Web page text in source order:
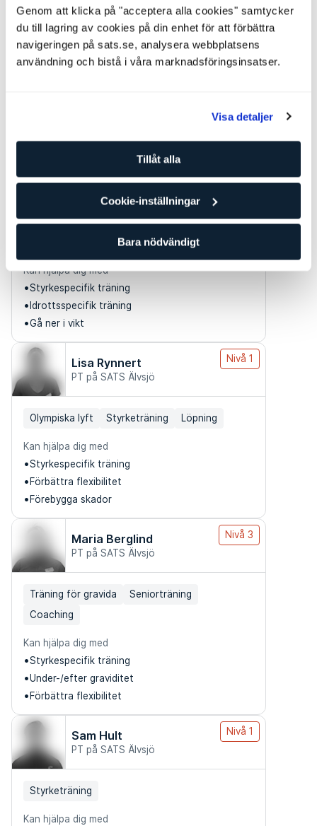
Genom att klicka på "acceptera alla cookies" samtycker
du till lagring av cookies på din enhet för att förbättra
navigeringen på sats.se, analysera webbplatsens
användning och bistå i våra marknadsföringsinsatser.
Visa detaljer
Tillåt alla
Cookie-inställningar
Bara nödvändigt
PT på SATS Älvsjö
Coaching Gymnastik Seniorträning
Oscar Rosén
PT på SATS Älvsjö
Styrketräning
Coaching
Kan hjälpa dig med
Styrkespecifik träning
Idrottsspecifik träning
Gå ner i vikt
Lisa Rynnert
PT på SATS Älvsjö
Nivå 1
Olympiska lyft Styrketräning Löpning
Kan hjälpa dig med
Styrkespecifik träning
Förbättra flexibilitet
Förebygga skador
Maria Berglind
PT på SATS Älvsjö
Nivå 3
Träning för gravida
Seniorträning
Coaching
Kan hjälpa dig med
Styrkespecifik träning
Under-/efter graviditet
Förbättra flexibilitet
Sam Hult
PT på SATS Älvsjö
Nivå 1
Styrketräning
Kan hjälpa dig med